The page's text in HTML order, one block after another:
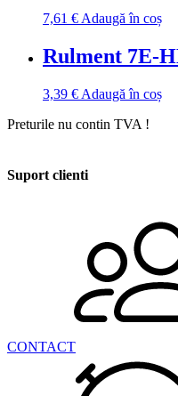
7,61 € Adaugă în coș
Rulment 7E-
3,39 € Adaugă în coș
Preturile nu contin TVA !
Suport clienti
CONTACT